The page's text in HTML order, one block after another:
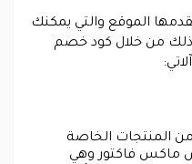
الموقع والتي يمكنك
من خلال كود خصم
المنتجات الخاصة
ماكس فاكتور وهي